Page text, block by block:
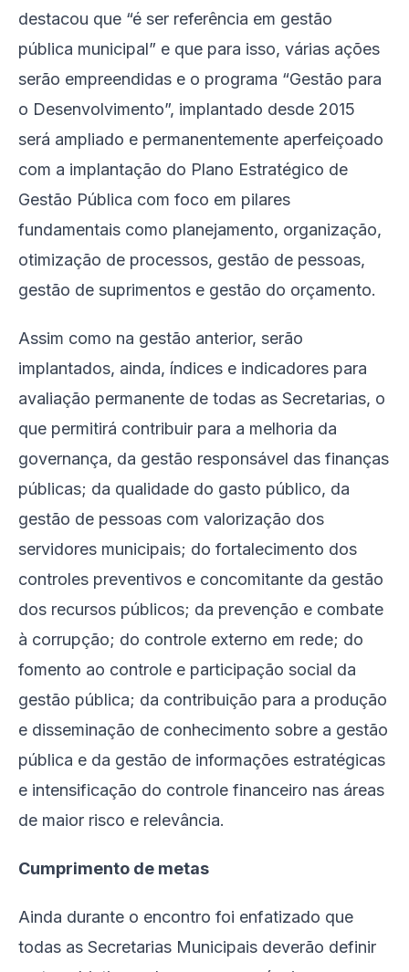
destacou que “é ser referência em gestão
pública municipal” e que para isso, várias ações
serão empreendidas e o programa “Gestão para
o Desenvolvimento”, implantado desde 2015
será ampliado e permanentemente aperfeiçoado
com a implantação do Plano Estratégico de
Gestão Pública com foco em pilares
fundamentais como planejamento, organização,
otimização de processos, gestão de pessoas,
gestão de suprimentos e gestão do orçamento.
Assim como na gestão anterior, serão
implantados, ainda, índices e indicadores para
avaliação permanente de todas as Secretarias, o
que permitirá contribuir para a melhoria da
governança, da gestão responsável das finanças
públicas; da qualidade do gasto público, da
gestão de pessoas com valorização dos
servidores municipais; do fortalecimento dos
controles preventivos e concomitante da gestão
dos recursos públicos; da prevenção e combate
à corrupção; do controle externo em rede; do
fomento ao controle e participação social da
gestão pública; da contribuição para a produção
e disseminação de conhecimento sobre a gestão
pública e da gestão de informações estratégicas
e intensificação do controle financeiro nas áreas
de maior risco e relevância.
Cumprimento de metas
Ainda durante o encontro foi enfatizado que
todas as Secretarias Municipais deverão definir